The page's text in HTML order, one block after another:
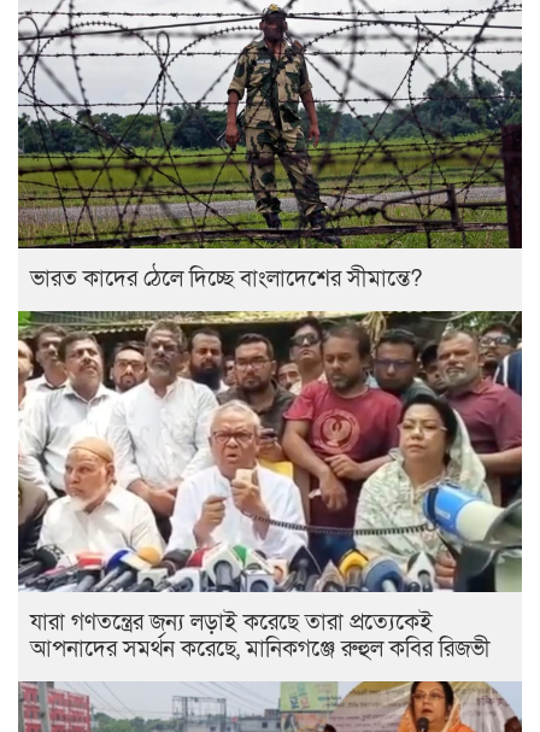
ভারত কাদের ঠেলে দিচ্ছে বাংলাদেশের সীমান্তে?
যারা গণতন্ত্রের জন্য লড়াই করেছে তারা প্রত্যেকেই
আপনাদের সমর্থন করেছে, মানিকগঞ্জে রুহুল কবির রিজভী